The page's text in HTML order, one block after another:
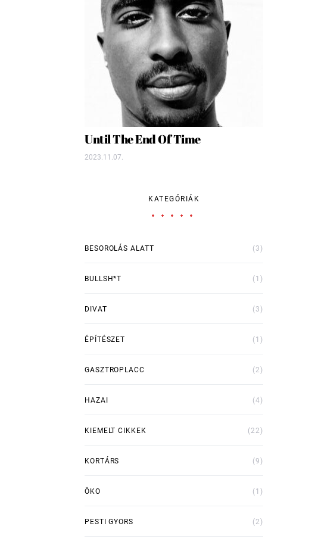
Until The End Of Time
2023.11.07.
KATEGÓRIÁK
BESOROLÁS ALATT (3)
BULLSH*T (1)
DIVAT (3)
ÉPÍTÉSZET (1)
GASZTROPLACC (2)
HAZAI (4)
KIEMELT CIKKEK (22)
KORTÁRS (9)
ÖKO (1)
PESTI GYORS (2)